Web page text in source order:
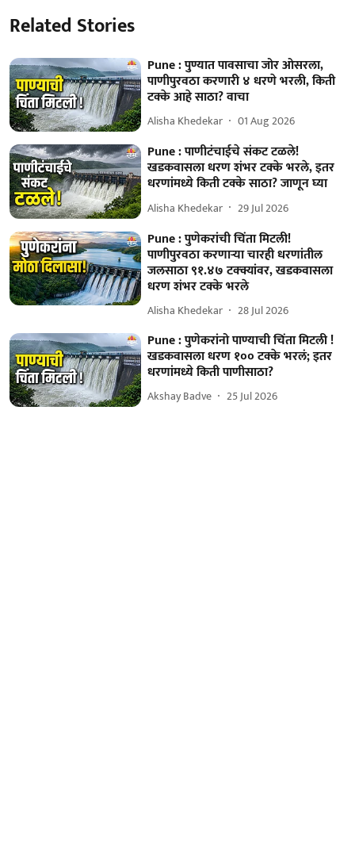
Related Stories
Pune : पुण्यात पावसाचा जोर ओसरला,
पाणीपुरवठा करणारी ४ धरणे भरली, किती
टक्के आहे साठा? वाचा
Alisha Khedekar 01 Aug 2026
Pune : पाणीटंचाईचे संकट टळले!
खडकवासला धरण शंभर टक्के भरले, इतर
धरणांमध्ये किती टक्के साठा? जाणून घ्या
Alisha Khedekar 29 Jul 2026
Pune : पुणेकरांची चिंता मिटली!
पाणीपुरवठा करणाऱ्या चारही धरणांतील
जलसाठा ९१.४७ टक्क्यांवर, खडकवासला
धरण शंभर टक्के भरले
Alisha Khedekar 28 Jul 2026
Pune : पुणेकरांनो पाण्याची चिंता मिटली !
खडकवासला धरण १०० टक्के भरलं; इतर
धरणांमध्ये किती पाणीसाठा?
Akshay Badve 25 Jul 2026